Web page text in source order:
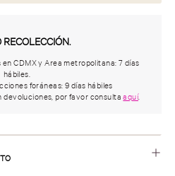
RECOLECCIÓN.
CDMX y Area metropolitana: 7 días
hábiles.
foráneas: 9 días hábiles
devoluciones, por favor consultaaquí.